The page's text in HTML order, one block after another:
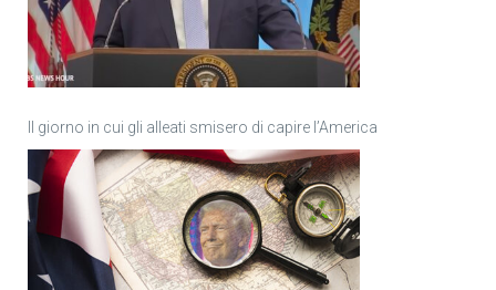
Il giorno in cui gli alleati smisero di capire l’America